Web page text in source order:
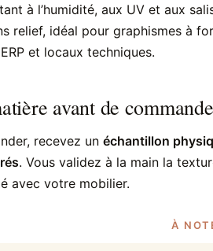
à l’humidité, aux UV et aux
relief, idéal pour graphismes à
et locaux techniques.
avant de
recevez un échantillon
. Vous validez à la main la
avec votre mobilier.
À